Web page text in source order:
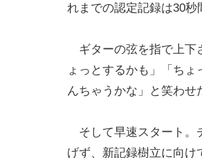
れまでの認定記録は30秒
ギターの弦を指で上下
ょっとするかも」「ち
んちゃうかな」と笑わせ
そして早速スタート。
げず、新記録樹立に向け